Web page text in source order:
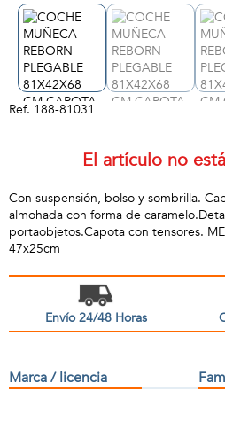
Ref. 188-81031
El artículo no
Con suspensión, bolso y sombrilla.
almohada con forma de
portaobjetos.Capota con tensores.
47x25cm
Envío 24/48 Horas
Marca / licencia